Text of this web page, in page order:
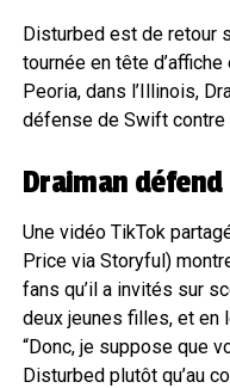
Disturbed est de retour
tournée en tête
Peoria, dans l’Illinois,
défense de Swift contre
Draiman
Une vidéo TikTok
Price via Storyful)
fans qu’il a invités sur
deux jeunes filles, et en
“Donc, je suppose que
Disturbed plutôt qu’au